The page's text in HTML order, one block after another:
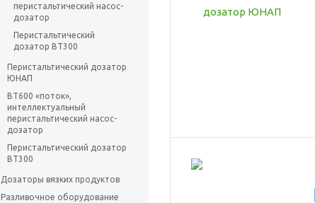
перистальтический насос-
дозатор
Перистальтический
дозатор ВТ300
Перистальтический дозатор
ЮНАП
BT600 «поток»,
интеллектуальный
перистальтический насос-
дозатор
Перистальтический дозатор
ВТ300
Дозаторы вязких продуктов
Разливочное оборудование